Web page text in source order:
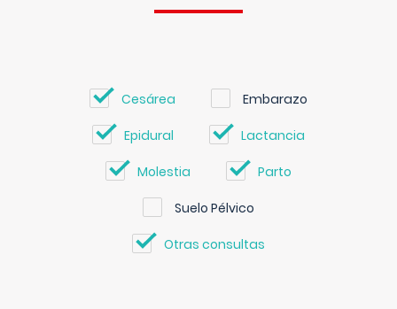
Cesárea Embarazo
Epidural Lactancia
Molestia Parto
Suelo Pélvico
Otras consultas